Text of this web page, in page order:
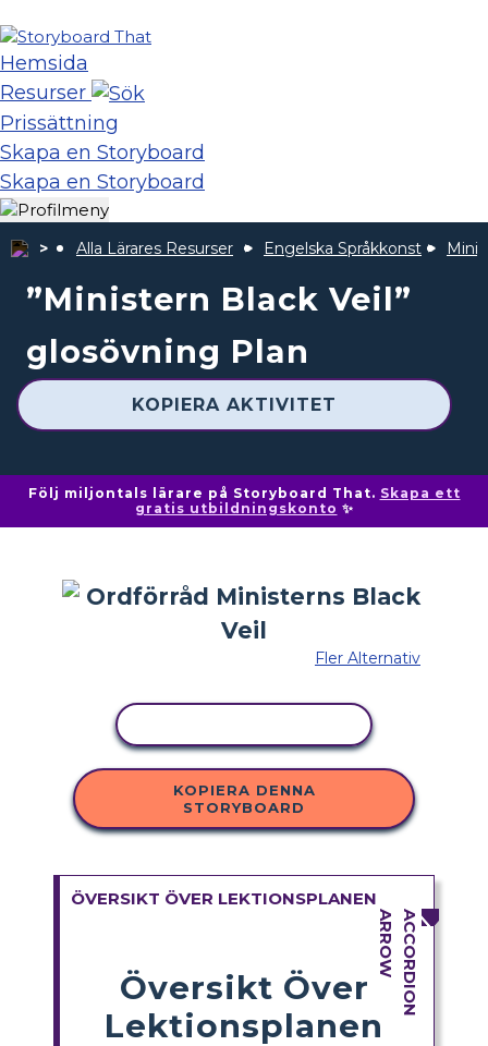
Hemsida
Resurser
Prissättning
Skapa en Storyboard
Skapa en Storyboard
Alla Lärares Resurser Engelska Språkkonst
”Ministern Black Veil”
glosövning Plan
KOPIERA AKTIVITET
Följ miljontals lärare på Storyboard That. Skapa ett
gratis utbildningskonto ✨
Fler Alternativ
KOPIERA DENNA
STORYBOARD
ÖVERSIKT ÖVER LEKTIONSPLANEN
Översikt Över
Lektionsplanen